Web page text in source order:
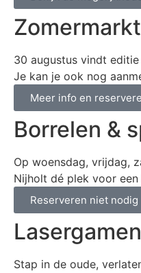
Zomermarkt
30 augustus vindt
Je kan je ook nog
Meer info en
Borrelen &
Op woensdag, vrijdag,
Nijholt dé plek voor
Reserveren niet nodig
Stap in de oude,